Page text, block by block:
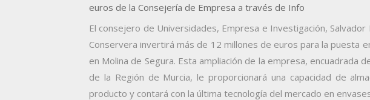
euros de la Consejería de Empresa a través de Info
El consejero de Universidades, Empresa e Investigación,
Conservera invertirá más de 12 millones de euros para la puesta
en Molina de Segura. Esta ampliación de la empresa, encuadrada
de la Región de Murcia, le proporcionará una capacidad de
producto y contará con la última tecnología del mercado en